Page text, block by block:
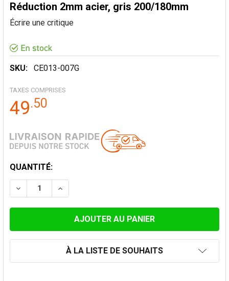
Réduction 2mm acier, gris 200/180mm
Écrire une critique
SKU: CE013-007G
TAXES COMPRISES
49.50
STOCK
ACTUEL:
QUANTITÉ:
DIMINUER LA QUANTITÉ DE RÉDUCTION 2MM ACIER,
AUGMENTER LA QUANTITÉ DE RÉDUCTION
À LA LISTE DE SOUHAITS